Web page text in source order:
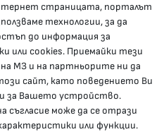
Неделя“ №5
страницата, порталът
технологии, за да
до информация за
или cookies. Приемайки тези
МЗ и на партньорите ни да
сайт, като поведението Ви
за Вашето устройство.
съгласие може да се отрази
или функции.